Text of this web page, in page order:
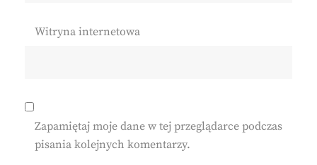
Witryna internetowa
Zapamiętaj moje dane w tej przeglądarce podczas
pisania kolejnych komentarzy.